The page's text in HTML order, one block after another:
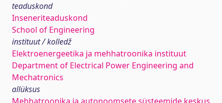
teaduskond
Inseneriteaduskond
School of Engineering
instituut / kolledž
Elektroenergeetika ja mehhatroonika instituut
Department of Electrical Power Engineering and
Mechatronics
allüksus